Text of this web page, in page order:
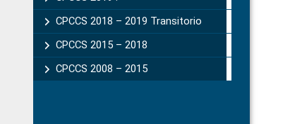
CPCCS 2018 – 2019 Transitorio
CPCCS 2015 – 2018
CPCCS 2008 – 2015